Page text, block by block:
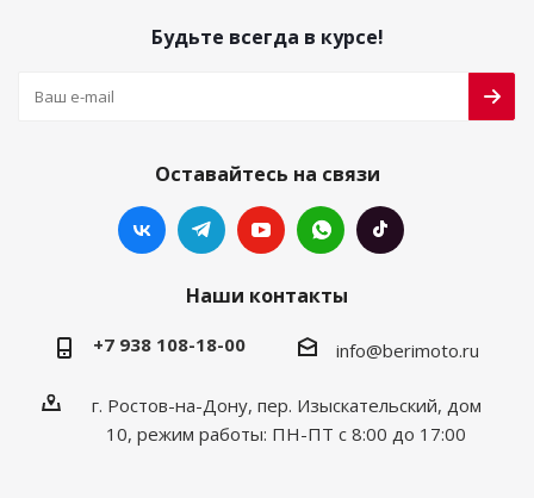
Будьте всегда в курсе!
Оставайтесь на связи
Наши контакты
+7 938 108-18-00 info@berimoto.ru
г. Ростов-на-Дону, пер. Изыскательский, дом
10, режим работы: ПН-ПТ с 8:00 до 17:00